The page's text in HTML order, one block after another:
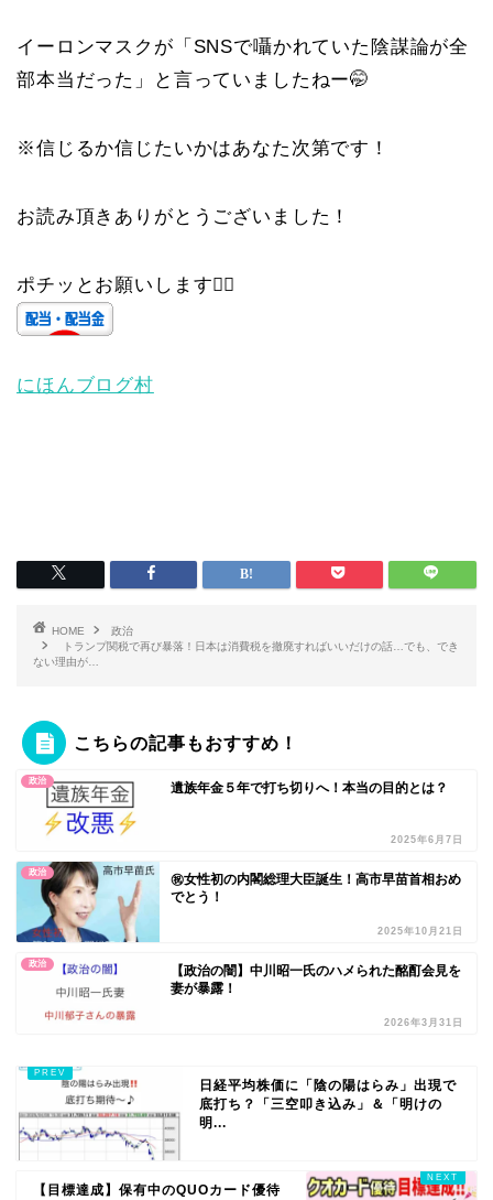
イーロンマスクが「SNSで囁かれていた陰謀論が全
部本当だった」と言っていましたねー🤭
※信じるか信じたいかはあなた次第です！
お読み頂きありがとうございました！
ポチッとお願いします🙇‍♀️
にほんブログ村
HOME
政治
トランプ関税で再び暴落！日本は消費税を撤廃すればいいだけの話…でも、でき
ない理由が…
こちらの記事もおすすめ！
政治 遺族年金５年で打ち切りへ！本当の目的とは？
2025年6月7日
政治
㊗️女性初の内閣総理大臣誕生！高市早苗首相おめ
でとう！
2025年10月21日
政治
【政治の闇】中川昭一氏のハメられた酩酊会見を
妻が暴露！
2026年3月31日
日経平均株価に「陰の陽はらみ」出現で
底打ち？「三空叩き込み」＆「明けの
明...
【目標達成】保有中のQUOカード優待